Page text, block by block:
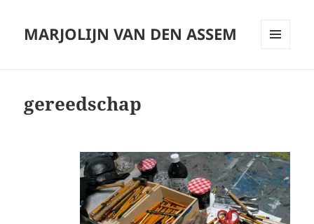
MARJOLIJN VAN DEN ASSEM
gereedschap